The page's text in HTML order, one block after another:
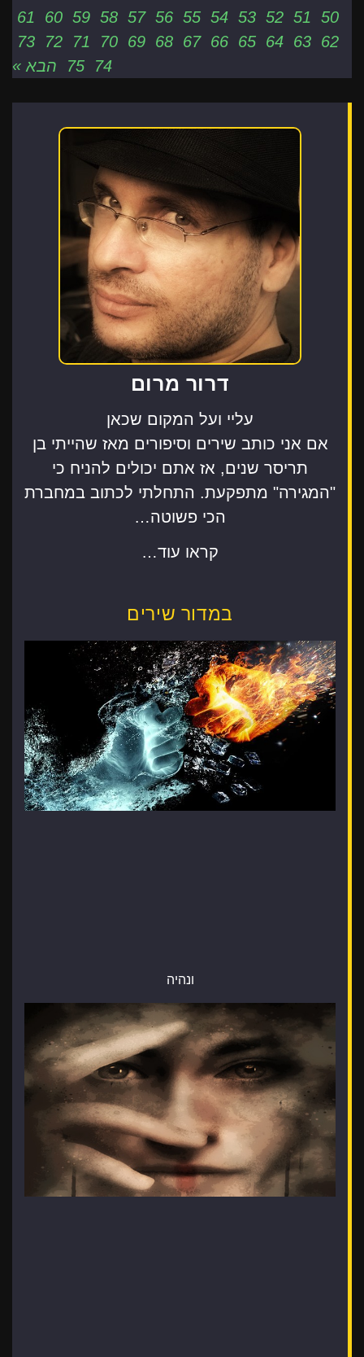
דרור מרום
עליי ועל המקום שכאן
אם אני כותב שירים וסיפורים מאז שהייתי בן
תריסר שנים, אז אתם יכולים להניח כי
"המגירה" מתפקעת. התחלתי לכתוב במחברת
הכי פשוטה…
קראו עוד…
במדור שירים
ונהיה
50
51
52
53
54
55
56
57
58
59
60
61
62
63
64
65
66
67
68
69
70
71
72
73
74
75 הבא »